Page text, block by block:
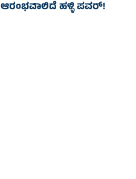
ಆರಂಭವಾಲಿದೆ ಹಳ್ಳಿ ಪವರ್‌!